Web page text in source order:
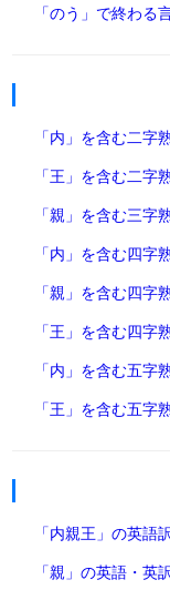
「のう」で終わる
「内」を含む二字
「王」を含む二字
「親」を含む三字
「内」を含む四字
「親」を含む四字
「王」を含む四字
「内」を含む五字
「王」を含む五字
「内親王」の英語
「親」の英語・英